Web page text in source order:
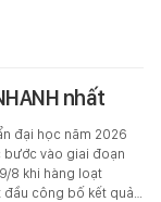
nhất
đại học năm 2026
bước vào giai đoạn
8 khi hàng loạt
công bố kết quả…